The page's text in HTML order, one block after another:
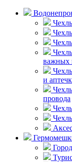
важных
и
провода